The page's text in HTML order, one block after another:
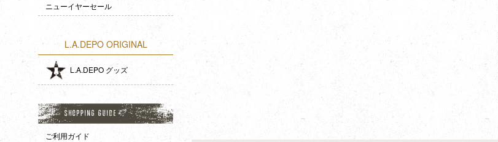
ニューイヤーセール
L.A.DEPO ORIGINAL
L.A.DEPO グッズ
ご利用ガイド